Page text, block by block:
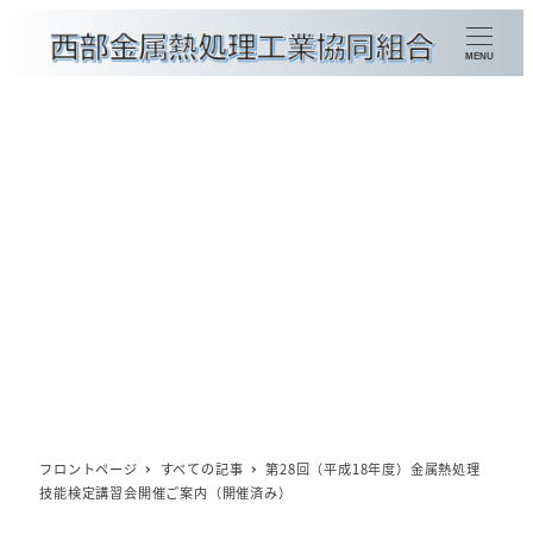
委員会
MENU
フロントページ すべての記事
第28回（平成18年度）金属熱処理
技能検定講習会開催ご案内（開催済み）